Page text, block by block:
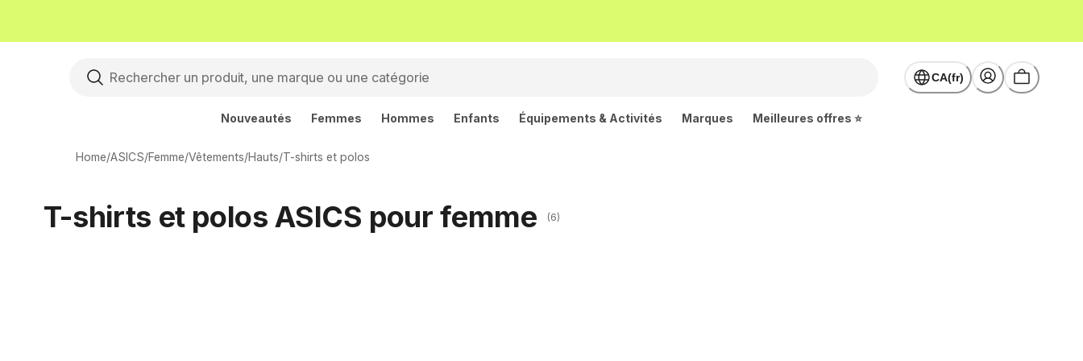
CA(fr)
Nouveautés Femmes Hommes Enfants Équipements & Activités Marques Meilleures offres ⭐
Home/ASICS/Femme/Vêtements/Hauts/T-shirts et polos
T-shirts et polos ASICS pour femme (6)